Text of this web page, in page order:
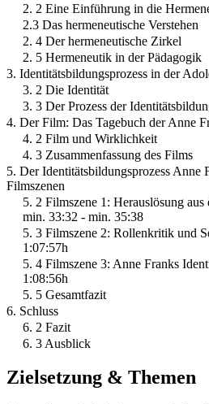
2. 2 Eine Einführung in die
2.3 Das hermeneutische Verstehen
2. 4 Der hermeneutische Zirkel
2. 5 Hermeneutik in der Pädagogik
3. Identitätsbildungsprozess in der
3. 2 Die Identität
3. 3 Der Prozess der
4. Der Film: Das Tagebuch der Anne
4. 2 Film und Wirklichkeit
4. 3 Zusammenfassung des Films
5. Der Identitätsbildungsprozess Anne
Filmszenen
5. 2 Filmszene 1: Herauslösung
min. 33:32 - min. 35:38
5. 3 Filmszene 2: Rollenkritik und
1:07:57h
5. 4 Filmszene 3: Anne Franks
1:08:56h
5. 5 Gesamtfazit
6. Schluss
6. 2 Fazit
6. 3 Ausblick
Zielsetzung & Themen